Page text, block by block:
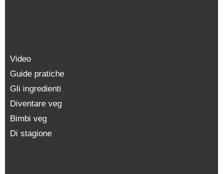
Video
Guide pratiche
Gli ingredienti
Diventare veg
Bimbi veg
Di stagione